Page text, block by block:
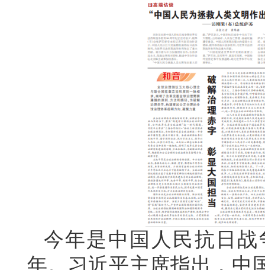
今年是中国人民抗日
年。习近平主席指出，中